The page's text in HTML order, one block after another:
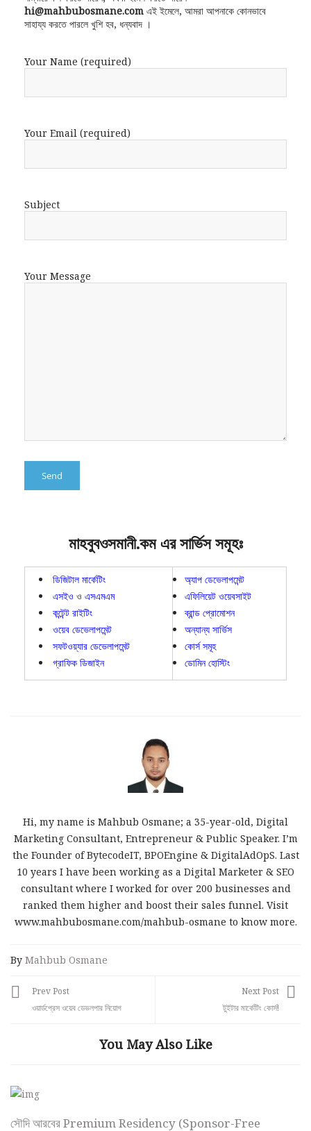
hi@mahbubosmane.com এই ইমেলে, আমরা আপনাকে কোনভাবে
সাহায্য করতে পারলে খুশি হব, ধন্যবাদ ।
Your Name (required)
Your Email (required)
Subject
Your Message
মাহবুবওসমানী.কম এর সার্ভিস সমূহঃ
ডিজিটাল মার্কেটিং
এসইও ও এসএমএম
কন্টেন্ট রাইটিং
ওয়েব ডেভেলাপমেন্ট
সফটওয়্যার ডেভেলাপমেন্ট
গ্রাফিক ডিজাইন
অ্যাপ ডেভেলাপমেন্ট
এফিলিয়েট ওয়েবসাইট
ব্রান্ড প্রোমোশন
অন্যান্য সার্ভিস
কোর্স সমূহ
ডোমিন হোস্টিং
Hi, my name is Mahbub Osmane; a 35-year-old, Digital
Marketing Consultant, Entrepreneur & Public Speaker. I’m
the Founder of BytecodeIT, BPOEngine & DigitalAdOpS. Last
10 years I have been working as a Digital Marketer & SEO
consultant where I worked for over 200 businesses and
ranked them higher and boost their sales funnel. Visit
www.mahbubosmane.com/mahbub-osmane to know more.
By Mahbub Osmane
Prev Post
ওয়ার্ডপ্রেস ওয়েব ডেভলপার নিয়োগ
Next Post
টুইটার মার্কেটিং কোর্স!
You May Also Like
সৌদি আরবের Premium Residency (Sponsor-Free